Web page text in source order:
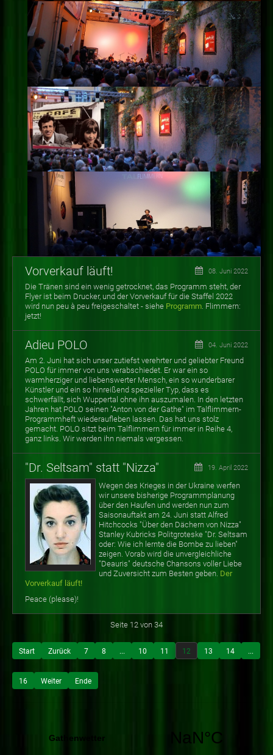
Vorverkauf läuft! 08. Juni 2022
Die Tränen sind ein wenig getrocknet, das Programm steht, der
Flyer ist beim Drucker, und der Vorverkauf für die Staffel 2022
wird nun peu à peu freigeschaltet - siehe Programm. Flimmern:
jetzt!
Adieu POLO 04. Juni 2022
Am 2. Juni hat sich unser zutiefst verehrter und geliebter Freund
POLO für immer von uns verabschiedet. Er war ein so
warmherziger und liebenswerter Mensch, ein so wunderbarer
Künstler und ein so hinreißend spezieller Typ, dass es
schwerfällt, sich Wuppertal ohne ihn auszumalen. In den letzten
Jahren hat POLO seinen "Anton von der Gathe" im Talflimmern-
Programmheft wiederaufleben lassen. Das hat uns stolz
gemacht. POLO sitzt beim Talflimmern für immer in Reihe 4,
ganz links. Wir werden ihn niemals vergessen.
"Dr. Seltsam" statt "Nizza" 19. April 2022
Wegen des Krieges in der Ukraine werfen
wir unsere bisherige Programmplanung
über den Haufen und werden nun zum
Saisonauftakt am 24. Juni statt Alfred
Hitchcocks "Über den Dächern von Nizza"
Stanley Kubricks Politgroteske "Dr. Seltsam
oder: Wie ich lernte die Bombe zu lieben"
zeigen. Vorab wird die unvergleichliche
"Deauris" deutsche Chansons voller Liebe
und Zuversicht zum Besten geben. Der
Vorverkauf läuft!
Peace (please)!
Seite 12 von 34
Start Zurück 7 8 ... 10 11 12 13 14 ...
16 Weiter Ende